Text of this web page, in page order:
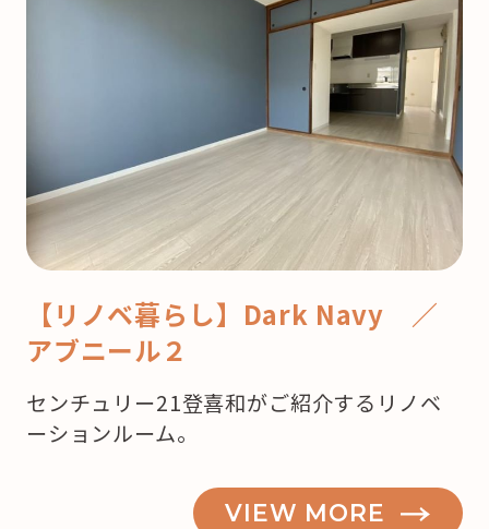
【リノベ暮らし】Dark Navy ／
アブニール２
センチュリー21登喜和がご紹介するリノベ
ーションルーム。
VIEW MORE